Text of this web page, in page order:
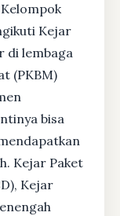
Kejar
di lembaga
(PKBM)
bisa
Kejar Paket
Kejar